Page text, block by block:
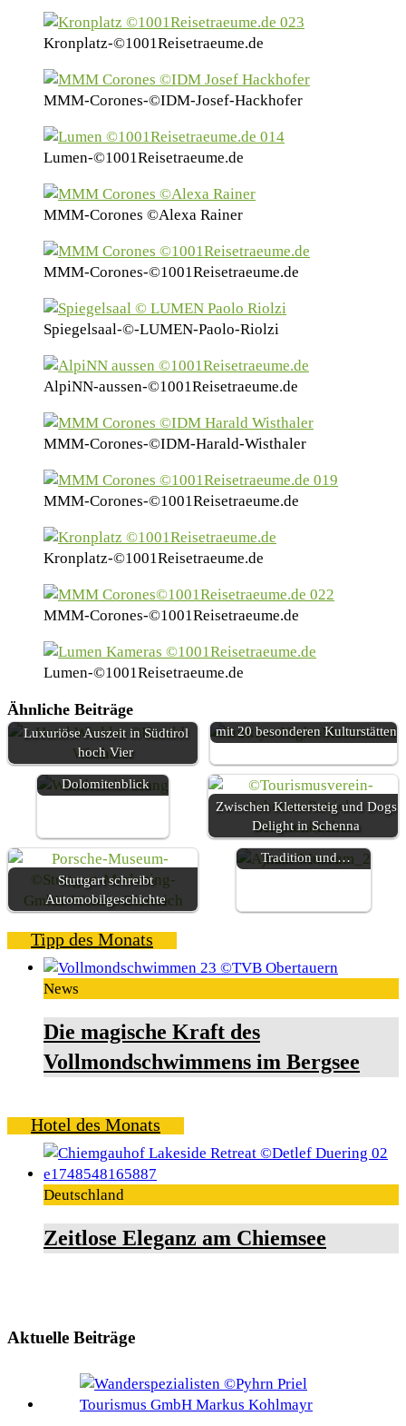
Kronplatz-©1001Reisetraeume.de
MMM-Corones-©IDM-Josef-Hackhofer
Lumen-©1001Reisetraeume.de
MMM-Corones ©Alexa Rainer
MMM-Corones-©1001Reisetraeume.de
Spiegelsaal-©-LUMEN-Paolo-Riolzi
AlpiNN-aussen-©1001Reisetraeume.de
MMM-Corones-©IDM-Harald-Wisthaler
MMM-Corones-©1001Reisetraeume.de
Kronplatz-©1001Reisetraeume.de
MMM-Corones-©1001Reisetraeume.de
Lumen-©1001Reisetraeume.de
Ähnliche Beiträge
Luxuriöse Auszeit in Südtirol
hoch Vier
mit 20 besonderen Kulturstätten
Drei Naturparks und
sieben Täler mit
Dolomitenblick
Zwischen Klettersteig und Dogs
Delight in Schenna
Stuttgart schreibt
Automobilgeschichte
Ajman – Zwischen
Geschichte, gelebter
Tradition und…
Tipp des Monats
News
Die magische Kraft des
Vollmondschwimmens im Bergsee
Hotel des Monats
Deutschland
Zeitlose Eleganz am Chiemsee
Aktuelle Beiträge